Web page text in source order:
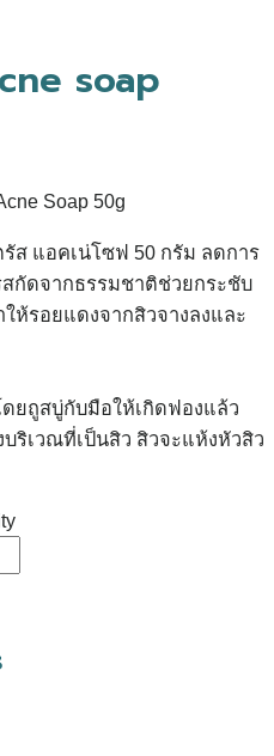
soap
Soap 50g
ส แอคเน่โซฟ 50 กรัม ลดการ
สกัดจากธรรมชาติช่วยกระชับ
ห้รอยแดงจากสิวจางลงและ
ดยถูสบู่กับมือให้เกิดฟองแล้ว
ริเวณที่เป็นสิว สิวจะแห้งหัวสิว